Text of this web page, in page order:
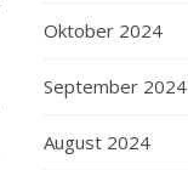
Oktober 2024
September 2024
August 2024